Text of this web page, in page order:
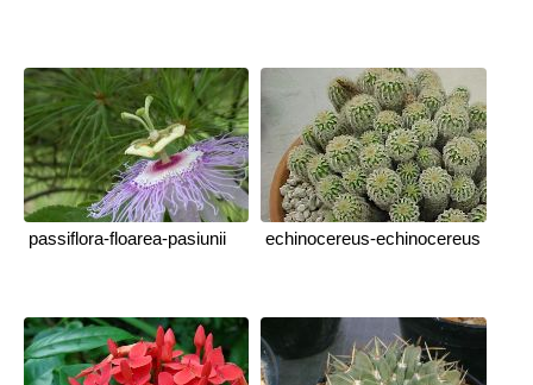
passiflora-floarea-pasiunii echinocereus-echinocereus